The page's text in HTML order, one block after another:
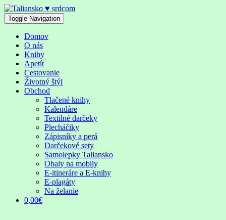
Skip
to
content
Toggle Navigation
Domov
O nás
Knihy
Apetít
Cestovanie
Životný štýl
Obchod
Tlačené knihy
Kalendáre
Textilné darčeky
Plecháčiky
Zápisníky a perá
Darčekové sety
Samolepky Taliansko
Obaly na mobily
E-itineráre a E-knihy
E-plagáty
Na želanie
0,00€